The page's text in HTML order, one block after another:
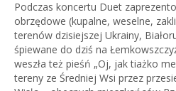
Podczas koncertu Duet
obrzędowe (kupalne, weselne,
terenów dzisiejszej Ukrainy,
śpiewane do dziś na
weszła też pieśń „Oj, jak tiażko
tereny ze Średniej Wsi przez